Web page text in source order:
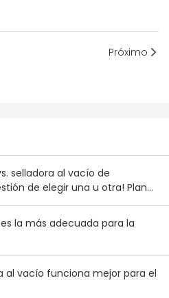
Próximo
selladora al vacío de
de elegir una u otra! Plan
para mayoristas australianos
la más adecuada para la
al vacío funciona mejor para el